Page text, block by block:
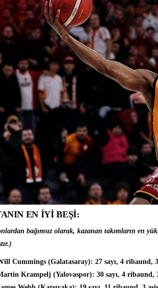
EN İYİ BEŞİ:
bağımsız olarak, kazanan takımların en
Cummings (Galatasaray): 27 sayı, 4 ribaund,
Krampelj (Yalovaspor): 30 sayı, 4 ribaund,